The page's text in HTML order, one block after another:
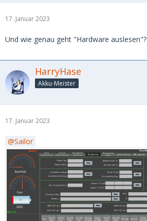
17. Januar 2023
Und wie genau geht "Hardware auslesen"?
HarryHase
Akku-Meister
17. Januar 2023
Sailor